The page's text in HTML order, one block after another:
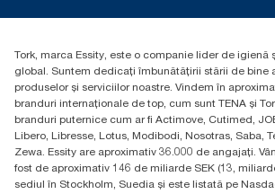
Essity Hungary Kft. Professional
Budakeszi út 51.
Tork, marca Essity, este o companie lider de igienă
global. Suntem dedicați îmbunătățirii stării de bine
produselor și serviciilor noastre. Vindem în
branduri internaționale de top, cum sunt TENA și
branduri puternice cum ar fi Actimove, Cutimed,
Libero, Libresse, Lotus, Modibodi, Nosotras, Saba,
Zewa. Essity are aproximativ 36.000 de angajați.
fost de aproximativ 146 de miliarde SEK (13,
sediul în Stockholm, Suedia și este listată pe